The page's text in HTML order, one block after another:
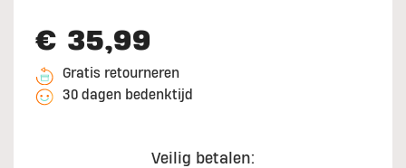
€ 35,99
Gratis retourneren
30 dagen bedenktijd
Veilig betalen: